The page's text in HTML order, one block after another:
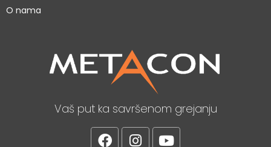
O nama
Vaš put ka savršenom grejanju